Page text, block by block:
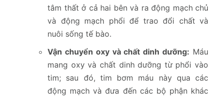
tâm thất ở cả hai bên và ra động mạch chủ
và động mạch phổi để trao đổi chất và
nuôi sống tế bào.
Vận chuyển oxy và chất dinh dưỡng: Máu
mang oxy và chất dinh dưỡng từ phổi vào
tim; sau đó, tim bơm máu này qua các
động mạch và đưa đến các bộ phận khác